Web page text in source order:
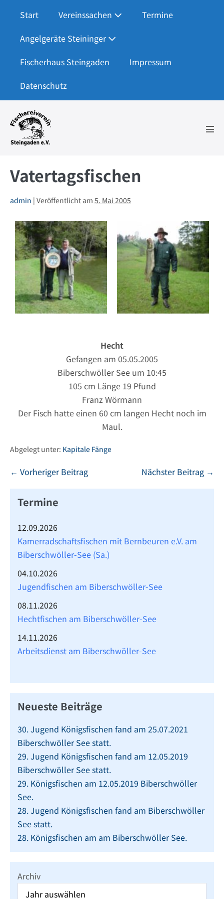
Inhalt
springen
Start Vereinssachen
Termine
Angelgeräte Steininger
Fischerhaus Steingaden
Impressum
Datenschutz
Vatertagsfischen
admin | Veröffentlicht am 5. Mai 2005
Hecht
Gefangen am 05.05.2005
Biberschwöller See um 10:45
105 cm Länge 19 Pfund
Franz Wörmann
Der Fisch hatte einen 60 cm langen Hecht noch im
Maul.
Abgelegt unter: Kapitale Fänge
Beitragsnavigation
← Vorheriger Beitrag Nächster Beitrag →
Termine
12.09.2026
Kamerradschaftsfischen mit Bernbeuren e.V. am
Biberschwöller-See (Sa.)
04.10.2026
Jugendfischen am Biberschwöller-See
08.11.2026
Hechtfischen am Biberschwöller-See
14.11.2026
Arbeitsdienst am Biberschwöller-See
Neueste Beiträge
30. Jugend Königsfischen fand am 25.07.2021
Biberschwöller See statt.
29. Jugend Königsfischen fand am 12.05.2019
Biberschwöller See statt.
29. Königsfischen am 12.05.2019 Biberschwöller
See.
28. Jugend Königsfischen fand am Biberschwöller
See statt.
28. Königsfischen am am Biberschwöller See.
Archiv